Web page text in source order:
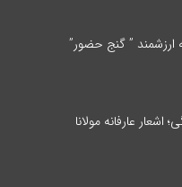
ارزشمند ” گنج حضور”
اشعار عارفانه مولانا